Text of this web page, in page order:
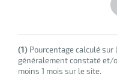
(1) Pourcentage calculé
généralement constaté et/
moins 1 mois sur le site.